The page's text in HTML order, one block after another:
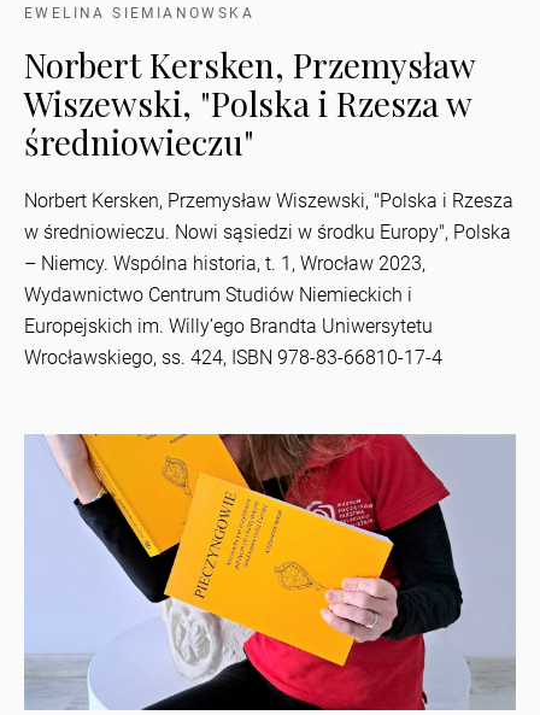
EWELINA SIEMIANOWSKA
Norbert Kersken, Przemysław
Wiszewski, "Polska i Rzesza w
średniowieczu"
Norbert Kersken, Przemysław Wiszewski, "Polska i Rzesza
w średniowieczu. Nowi sąsiedzi w środku Europy", Polska
– Niemcy. Wspólna historia, t. 1, Wrocław 2023,
Wydawnictwo Centrum Studiów Niemieckich i
Europejskich im. Willy’ego Brandta Uniwersytetu
Wrocławskiego, ss. 424, ISBN 978-83-66810-17-4